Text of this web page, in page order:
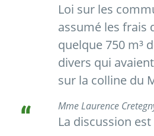
Loi sur les
assumé les frais
quelque 750 m³
divers qui
sur la colline du
Mme Laurence
La discussion